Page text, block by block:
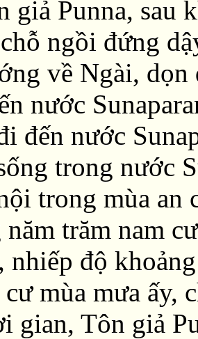
giả Punna, sau
ngồi đứng
về Ngài, dọn
nước
đến nước
trong nước
trong mùa an
năm trăm nam
nhiếp độ
cư mùa mưa ấy,
gian, Tôn giả